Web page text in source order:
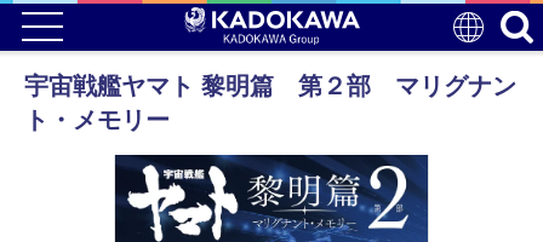
宇宙戦艦ヤマト 黎明篇 第２部 マリグナン
ト・メモリー